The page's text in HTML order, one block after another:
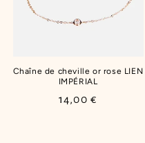
Chaîne de cheville or rose LIEN
IMPÉRIAL
Prix
14,00 €